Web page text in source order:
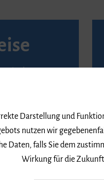
betragen
und
Vorlage
6 € für
zur Förderung
e. V.
Darstellung und
nutzen wir
Daten, falls Sie dem
Wirkung für die